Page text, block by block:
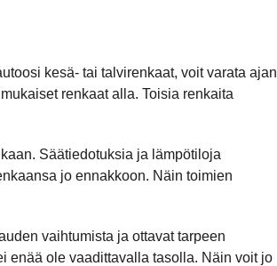
kesä- tai talvirenkaat, voit varata ajan
renkaat alla. Toisia renkaita
Säätiedotuksia ja lämpötiloja
jo ennakkoon. Näin toimien
vaihtumista ja ottavat tarpeen
enää ole vaadittavalla tasolla. Näin voit jo